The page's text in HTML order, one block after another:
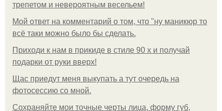
трепетом и невероятным весельем!
Мой ответ на комментарий о том, что "ну маникюр то
всё таки можно было бы сделать.
Приходи к нам в прикиде в стиле 90 х и получай
подарки от руки вверх!
Щас приедут меня выкупать а тут очередь на
фотосессию со мной.
Сохраняйте мои точные черты лица, форму губ,